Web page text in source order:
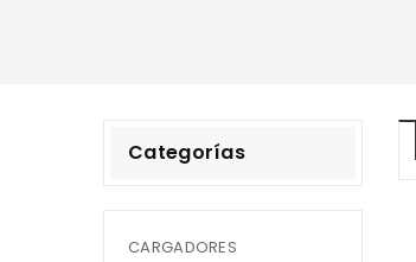
Categorías
CARGADORES